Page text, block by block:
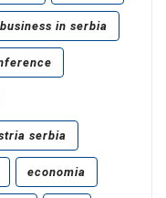
business in serbia
serbia
economia